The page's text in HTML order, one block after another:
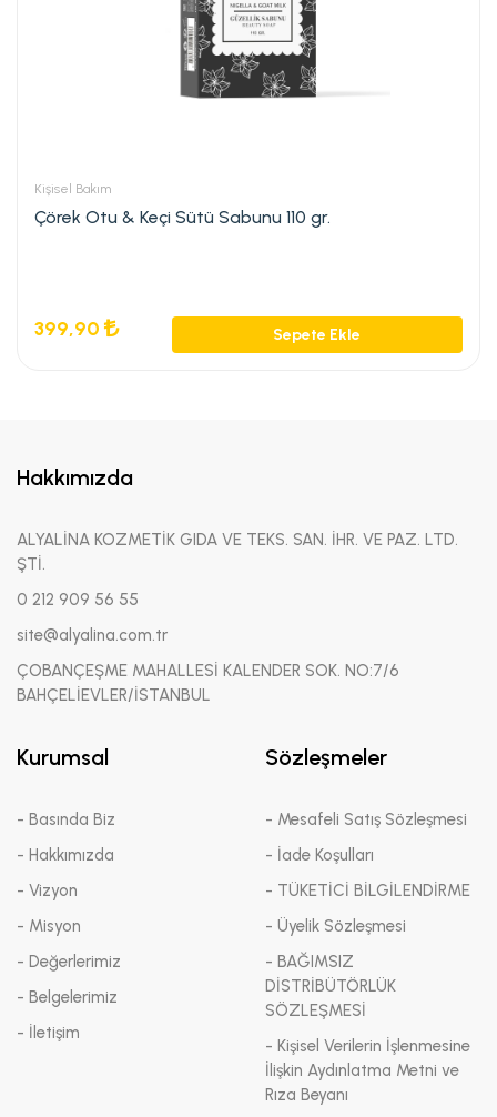
Kişisel Bakım
Çörek Otu & Keçi Sütü Sabunu 110 gr.
399,90 Sepete Ekle
Hakkımızda
ALYALİNA KOZMETİK GIDA VE TEKS. SAN. İHR. VE PAZ. LTD.
ŞTİ.
0 212 909 56 55
site@alyalina.com.tr
ÇOBANÇEŞME MAHALLESİ KALENDER SOK. NO:7/6
BAHÇELİEVLER/İSTANBUL
Kurumsal
- Basında Biz
- Hakkımızda
- Vizyon
- Misyon
- Değerlerimiz
- Belgelerimiz
- İletişim
Sözleşmeler
- Mesafeli Satış Sözleşmesi
- İade Koşulları
- TÜKETİCİ BİLGİLENDİRME
- Üyelik Sözleşmesi
- BAĞIMSIZ
DİSTRİBÜTÖRLÜK
SÖZLEŞMESİ
- Kişisel Verilerin İşlenmesine
İlişkin Aydınlatma Metni ve
Rıza Beyanı